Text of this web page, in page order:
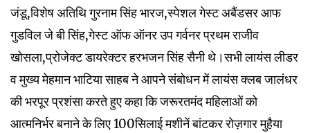
जंडू,विशेष अतिथि गुरनाम सिंह भारज,स्पेशल गेस्ट अबैंडसर आफ
गुडविल जे बी सिंह,गेस्ट ऑफ ऑनर उप गर्वनर प्रथम राजीव
खोसला,प्रोजेक्ट डायरेक्टर हरभजन सिंह सैनी थे।सभी लायंस लीडर
व मुख्य मेहमान भाटिया साहब ने आपने संबोधन में लायंस क्लब जालंधर
की भरपूर प्रशंसा करते हुए कहा कि जरूरतमंद महिलाओं को
आत्मनिर्भर बनाने के लिए 100सिलाई मशीनें बांटकर रोज़गार मुहैया